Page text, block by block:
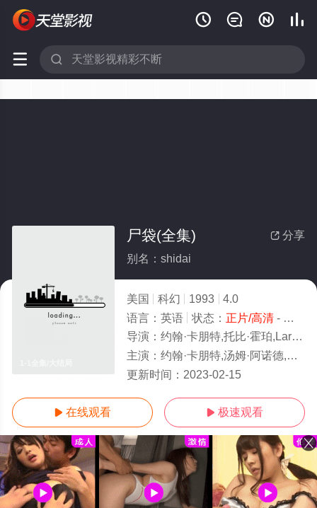
   
 
 分享
尸袋(全集)
别名：shidai
美国 科幻 1993
4.0
语言： 英语 状态： 正片/高清- 免费在线观看
导演： 约翰·卡朋特,托比·霍珀,Larry,Sulkis
主演： 约翰·卡朋特,汤姆·阿诺德,托比·霍珀,罗伯特·卡拉丁,Alex,Datcher,皮特·杰森,莫莉·曲克,韦斯·克雷文,山姆·雷米,大卫·诺顿,乔治·
更新时间： 2023-02-15
 在线观看  极速观看